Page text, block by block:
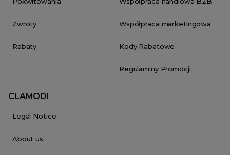
Zwroty
Rabaty
Współpraca marketingowa
Kody Rabatowe
Regulaminy Promocji
CLAMODI
Legal Notice
About us